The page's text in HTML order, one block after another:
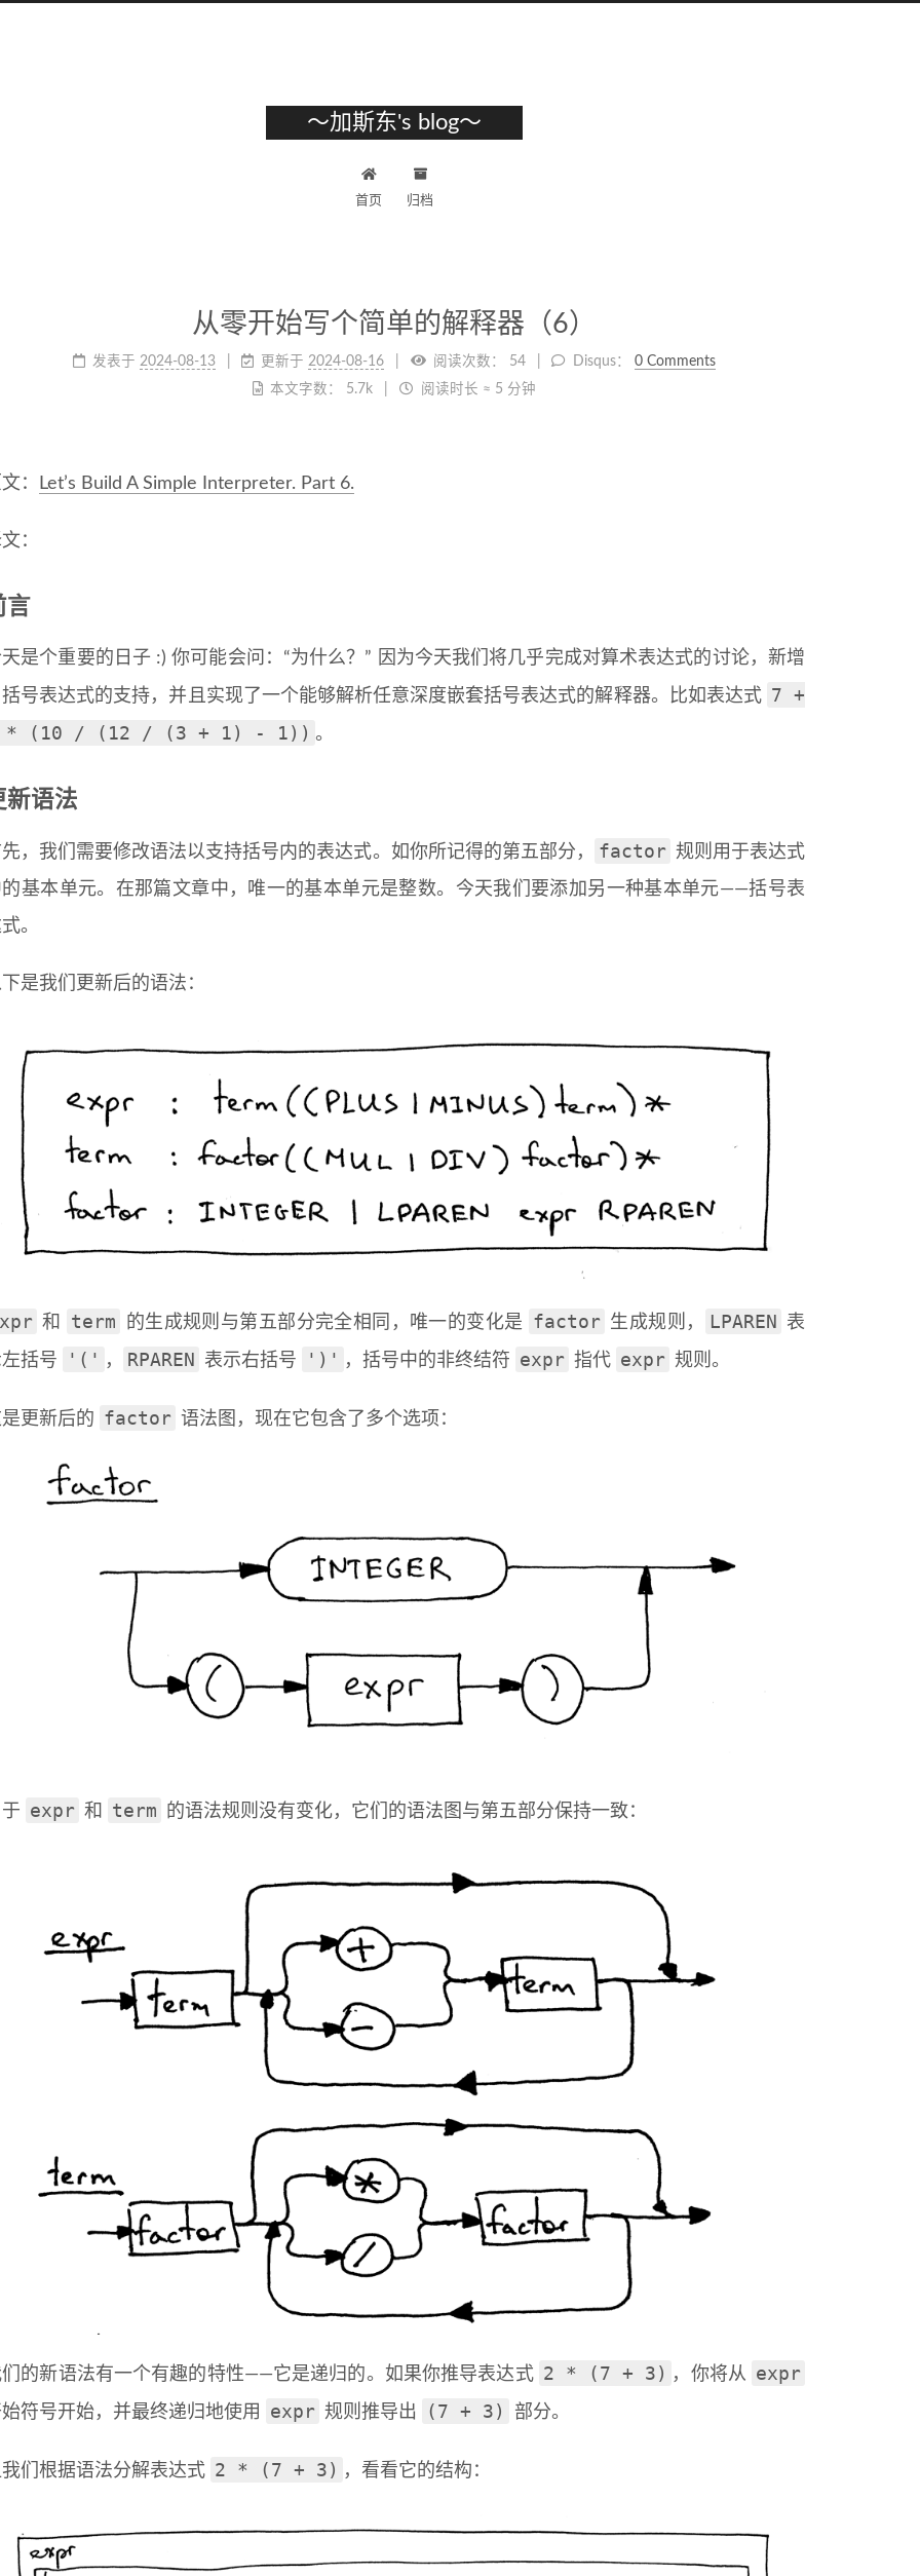
～加斯东's blog～
首页 归档
从零开始写个简单的解释器（6）
发表于 2024-08-13 更新于 2024-08-16 阅读次数： 54 Disqus：
0 Comments
本文字数：
5.7k 阅读时长 ≈ 5 分钟
： Let’s Build A Simple Interpreter. Part 6.
：
言
是个重要的日子 :) 你可能会问：“为什么？” 因为今天我们将几乎完成对算术表达式的讨论，新增
号表达式的支持，并且实现了一个能够解析任意深度嵌套括号表达式的解释器。比如表达式 7 +
* (10 / (12 / (3 + 1) - 1)) 。
新语法
，我们需要修改语法以支持括号内的表达式。如你所记得的第五部分， factor 规则用于表达式
基本单元。在那篇文章中，唯一的基本单元是整数。今天我们要添加另一种基本单元——括号表
。
是我们更新后的语法：
和 term 的生成规则与第五部分完全相同，唯一的变化是 factor 生成规则， LPAREN 表
括号 '(' ， RPAREN 表示右括号 ')' ，括号中的非终结符 expr 指代 expr 规则。
更新后的 factor 语法图，现在它包含了多个选项：
expr 和 term 的语法规则没有变化，它们的语法图与第五部分保持一致：
的新语法有一个有趣的特性——它是递归的。如果你推导表达式 2 * (7 + 3) ，你将从 expr
符号开始，并最终递归地使用 expr 规则推导出 (7 + 3) 部分。
们根据语法分解表达式 2 * (7 + 3) ，看看它的结构：